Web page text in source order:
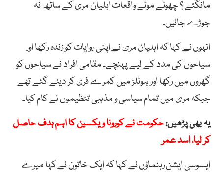
مانگتے ؟ چھوٹے موٹے واقعات اہلیان مری کے ساتھ نہ
جوڑے جائیں۔
انہوں نے کہا کہ اہلیان مری نے اپنی روایات کو زندہ رکھا اور
سیاحوں کی مدد کے لیے پہنچے۔ مقامی افراد نے سیاحوں کو
گھروں میں رکھا اور ہوٹلز میں کمرے فری کر دیئے گئے تھے
جبکہ مری میں تمام سیاسی و مذہبی تنظیموں نے کام کیا۔
یہ بھی پڑھیں:حکومت نے کورونا ویکسین کا اہم ہدف حاصل
کر لیا، اسد عمر
ایسوسی ایشن رہنماؤں نے کہا کہ ایک خاتون نے کہا میرے